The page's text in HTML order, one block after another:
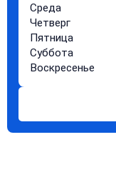
Среда
Четверг
Пятница
Суббота
Воскресенье